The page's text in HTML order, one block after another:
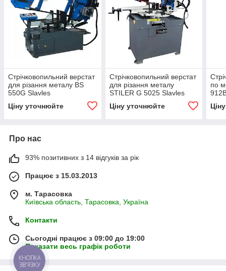
Стрічковопильний верстат
для різання металу BS
550G Slavles
Ціну уточнюйте
Стрічковопильний верстат
для різання металу
STILER G 5025 Slavles
Ціну уточнюйте
по
Про нас
93% позитивних з 14 відгуків за рік
Працює з 15.03.2013
м. Тарасовка
Київська область, Тарасовка, Україна
Контакти
Сьогодні працює з 09:00 до 19:00
Показати весь графік роботи
КНОПКА
ЗВ'ЯЗКУ